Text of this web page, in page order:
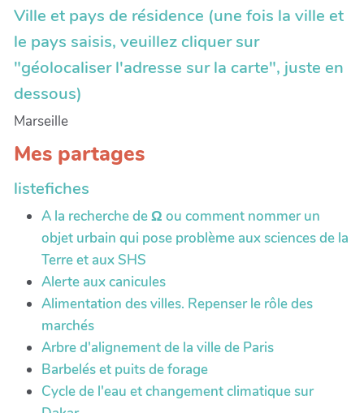
Ville et pays de résidence (une fois la ville et
le pays saisis, veuillez cliquer sur
"géolocaliser l'adresse sur la carte", juste en
dessous)
Marseille
Mes partages
listefiches
A la recherche de Ω ou comment nommer un
objet urbain qui pose problème aux sciences de la
Terre et aux SHS
Alerte aux canicules
Alimentation des villes. Repenser le rôle des
marchés
Arbre d'alignement de la ville de Paris
Barbelés et puits de forage
Cycle de l'eau et changement climatique sur